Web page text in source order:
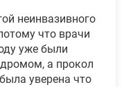
неинвазивного
что врачи
уже были
а прокол
уверена что